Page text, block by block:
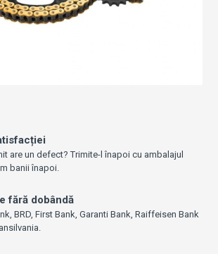
are un defect? Trimite-l înapoi cu ambalajul
banii înapoi.
fără dobândă
BRD, First Bank, Garanti Bank, Raiffeisen Bank